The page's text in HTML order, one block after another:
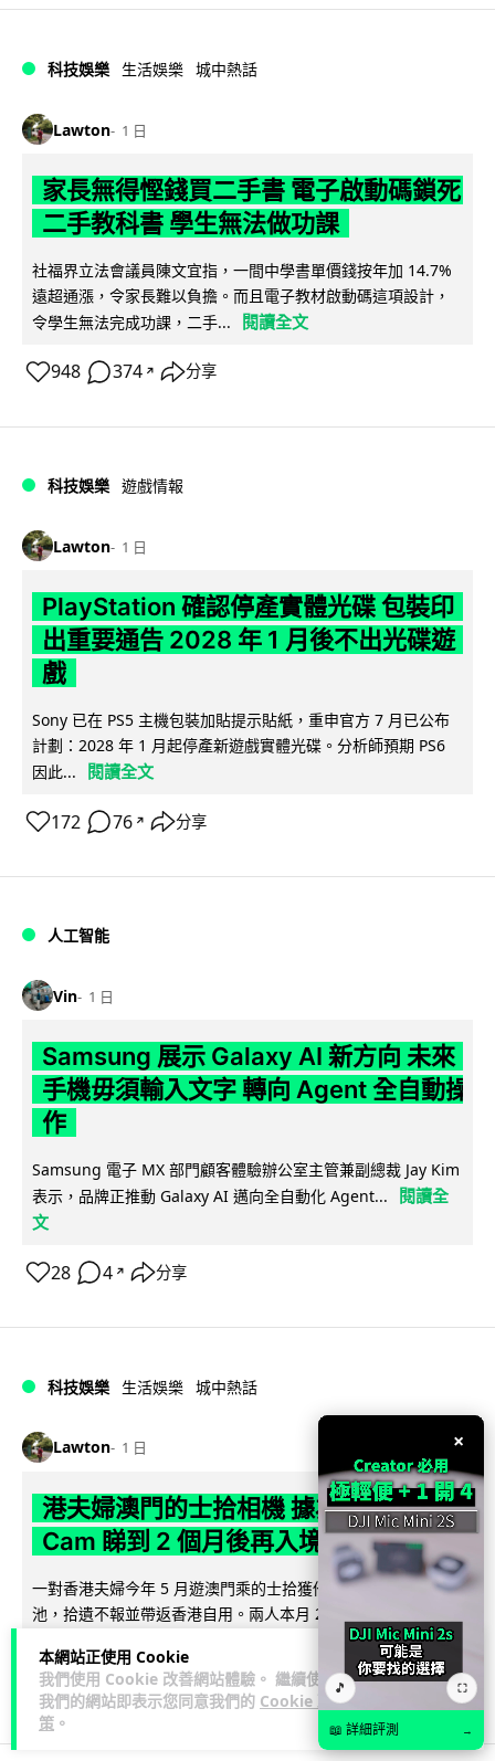
本網站正使用 Cookie
我們使用 Cookie 改善網站體驗。 繼續使用
我們的網站即表示您同意我們的 Cookie 政
策 。
科技娛樂 生活娛樂 城中熱話
Lawton 1 日
家長無得慳錢買二手書 電子啟動碼鎖死
二手教科書 學生無法做功課
社福界立法會議員陳文宜指，一間中學書單價錢按年加 14.7%
遠超通漲，令家長難以負擔。而且電子教材啟動碼這項設計，
令學生無法完成功課，二手...
閱讀全文
948 374 ↗ 分享
科技娛樂 遊戲情報
Lawton 1 日
PlayStation 確認停產實體光碟 包裝印
出重要通告 2028 年 1 月後不出光碟遊
戲
Sony 已在 PS5 主機包裝加貼提示貼紙，重申官方 7 月已公布
計劃：2028 年 1 月起停產新遊戲實體光碟。分析師預期 PS6
因此...
閱讀全文
172 76 ↗ 分享
人工智能
Vin 1 日
Samsung 展示 Galaxy AI 新方向 未來
手機毋須輸入文字 轉向 Agent 全自動操
作
Samsung 電子 MX 部門顧客體驗辦公室主管兼副總裁 Jay Kim
表示，品牌正推動 Galaxy AI 邁向全自動化 Agent...
閱讀全
文
28 4 ↗ 分享
科技娛樂 生活娛樂 城中熱話
Lawton 1 日
港夫婦澳門的士拾相機 據為己有被的士
Cam 睇到 2 個月後再入境被捕
一對香港夫婦今年 5 月遊澳門乘的士拾獲他人遺留相機及電
池，拾遺不報並帶返香港自用。兩人本月 2 日經港珠澳大橋再
539 75 ↗ 分享
×
🎵 ⛶
📖 詳細評測 →